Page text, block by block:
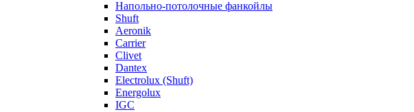
Напольно-потолочные фанкойлы
Shuft
Aeronik
Carrier
Clivet
Dantex
Electrolux (Shuft)
Energolux
IGC